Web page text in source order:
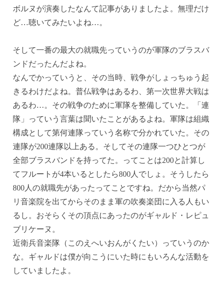
ボルヌが演奏したなんて記事がありましたよ。無理だけ
ど…聴いてみたいよね…。
そして一番の最大の就職先っていうのが軍隊のブラスバ
ンドだったんだよね。
なんでかっていうと、その当時、戦争がしょっちゅう起
きるわけだよね。普仏戦争はあるわ、第一次世界大戦は
あるわ…。その戦争のために軍隊を整備していた。「連
隊」っていう言葉は聞いたことがあるよね。軍隊は組織
構成として第何連隊っていう名称で分かれていた。その
連隊が200連隊以上ある。そしてその連隊一つひとつが
全部ブラスバンドを持ってた。ってことは200と計算し
てフルートが4本いるとしたら800人でしょ。そうしたら
800人の就職先があったってことですね。だから当然パ
リ音楽院を出てからそのまま軍の吹奏楽団に入る人もい
るし。おそらくその頂点にあったのがギャルド・レピュ
ブリケーヌ。
近衛兵音楽隊（このえへいおんがくたい）っていうのか
な。ギャルドは僕が向こうにいた時にもいろんな活動を
していましたよ。